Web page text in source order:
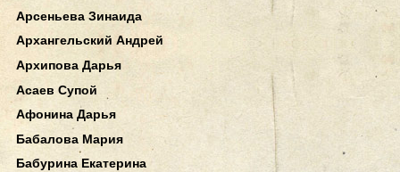
Арсеньева Зинаида
Архангельский Андрей
Архипова Дарья
Асаев Супой
Афонина Дарья
Бабалова Мария
Бабурина Екатерина